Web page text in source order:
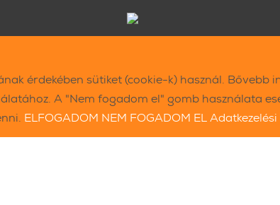
érdekében sütiket (cookie-k) használ.
A "Nem fogadom el" gomb használata
ELFOGADOM NEM FOGADOM EL